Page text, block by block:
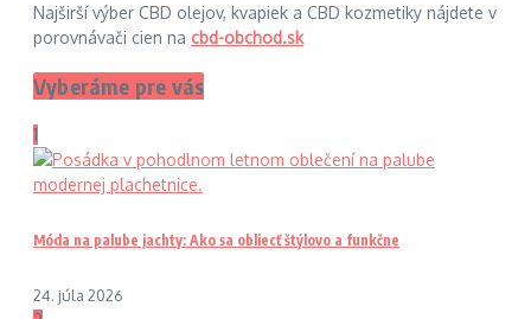
Najširší výber CBD olejov, kvapiek a CBD kozmetiky nájdete v
porovnávači cien na cbd-obchod.sk
Vyberáme pre vás
1
Móda na palube jachty: Ako sa obliecť štýlovo a funkčne
24. júla 2026